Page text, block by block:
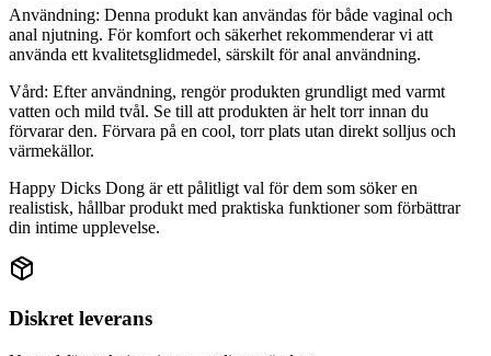
Användning: Denna produkt kan användas för både vaginal och
anal njutning. För komfort och säkerhet rekommenderar vi att
använda ett kvalitetsglidmedel, särskilt för anal användning.
Vård: Efter användning, rengör produkten grundligt med varmt
vatten och mild tvål. Se till att produkten är helt torr innan du
förvarar den. Förvara på en cool, torr plats utan direkt solljus och
värmekällor.
Happy Dicks Dong är ett pålitligt val för dem som söker en
realistisk, hållbar produkt med praktiska funktioner som förbättrar
din intime upplevelse.
Diskret leverans